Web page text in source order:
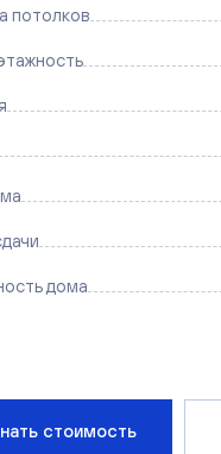
потолков
дома
стоимость